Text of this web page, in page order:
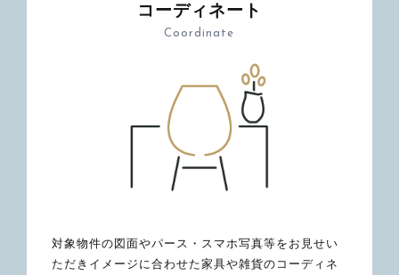
コーディネート
Coordinate
対象物件の図面やパース・スマホ写真等をお見せい
ただきイメージに合わせた家具や雑貨のコーディネ